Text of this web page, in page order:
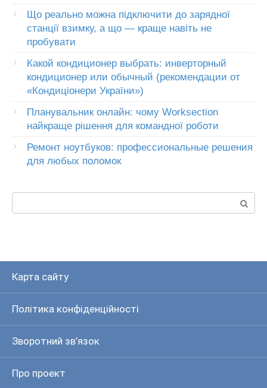
Що реально можна підключити до зарядної
станції взимку, а що — краще навіть не
пробувати
Какой кондиционер выбрать: инверторный
кондиционер или обычный (рекомендации от
«Кондиціонери України»)
Планувальник онлайн: чому Worksection
найкраще рішення для командної роботи
Ремонт ноутбуков: профессиональные решения
для любых поломок
Карта сайту
Політика конфіденційності
Зворотний зв’язок
Про проект